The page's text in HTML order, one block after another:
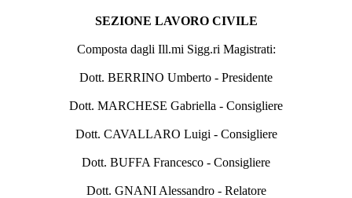
SEZIONE LAVORO CIVILE
Composta dagli Ill.mi Sigg.ri Magistrati:
Dott. BERRINO Umberto - Presidente
Dott. MARCHESE Gabriella - Consigliere
Dott. CAVALLARO Luigi - Consigliere
Dott. BUFFA Francesco - Consigliere
Dott. GNANI Alessandro - Relatore